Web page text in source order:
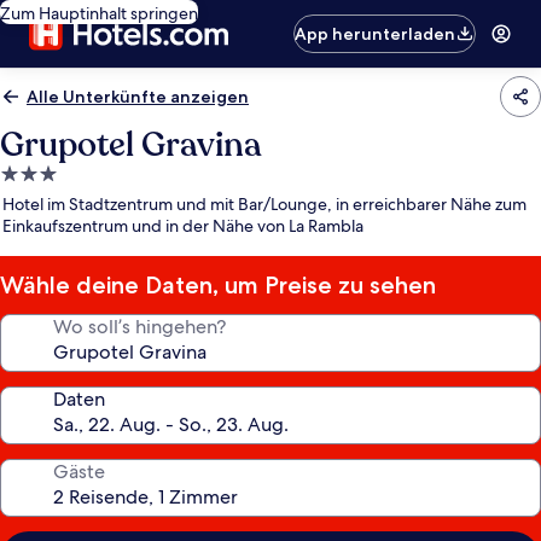
Zum Hauptinhalt springen
App herunterladen
Alle Unterkünfte anzeigen
Grupotel Gravina
3.0-
Sterne-
Unterkunft
Hotel im Stadtzentrum und mit Bar/Lounge, in erreichbarer Nähe zum
Einkaufszentrum und in der Nähe von La Rambla
Wähle deine Daten, um Preise zu sehen
Wo soll’s hingehen?
Daten
Gäste